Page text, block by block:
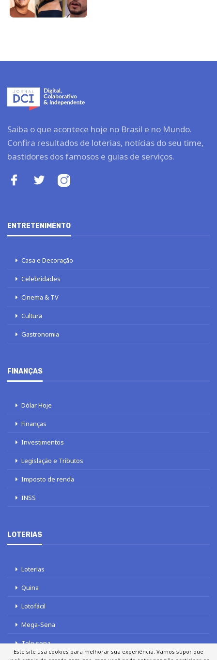
Saiba o que acontece hoje no Brasil e no Mundo.
Confira resultados de loterias, notícias do seu time,
bastidores dos famosos e guias de serviços.
ENTRETENIMENTO
Casa e Decoração
Celebridades
Cinema & TV
Cultura
Gastronomia
FINANÇAS
Dólar Hoje
Finanças
Investimentos
Legislação e Tributos
Imposto de renda
INSS
LOTERIAS
Loterias
Quina
Lotofácil
Mega-Sena
Tele sena
Este site usa cookies para melhorar sua experiência. Vamos supor que